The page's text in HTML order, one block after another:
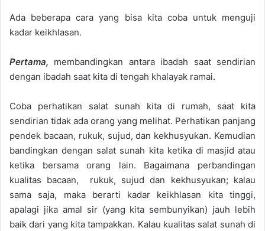
Ada beberapacara yang bisa kita coba untuk menguji
kadar keikhlasan.
Pertama, membandingkan antara ibadah saat sendirian
dengan ibadah saat kita di tengah khalayak ramai.
Coba perhatikan salat sunah kita di rumah, saat kita
sendirian tidak ada orang yang melihat. Perhatikan panjang
pendek bacaan, rukuk, sujud, dan kekhusyukan. Kemudian
bandingkan dengan salat sunah kita ketika di masjid atau
ketika bersama orang lain. Bagaimana perbandingan
kualitas bacaan, rukuk, sujud dan kekhusyukan; kalau
sama saja, maka berarti kadar keikhlasan kita tinggi,
apalagi jika amal sir (yang kita sembunyikan) jauh lebih
baik dari yang kita tampakkan. Kalau kualitas salat sunah di